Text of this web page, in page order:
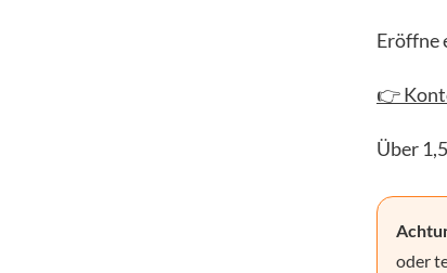
Eröffne
👉
Über
oder